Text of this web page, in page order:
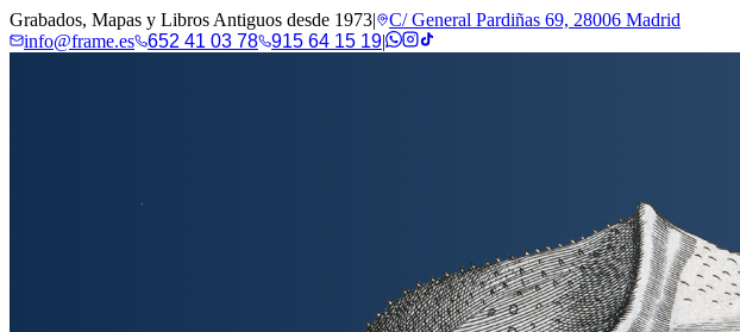
Grabados, Mapas y Libros Antiguos desde 1973|
C/ General Pardiñas 69, 28006 Madrid
info@frame.es
652 41 03 78 915 64 15 19|